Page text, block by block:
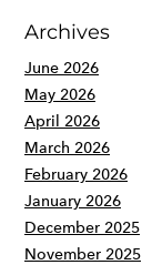
Archives
June 2026
May 2026
April 2026
March 2026
February 2026
January 2026
December 2025
November 2025